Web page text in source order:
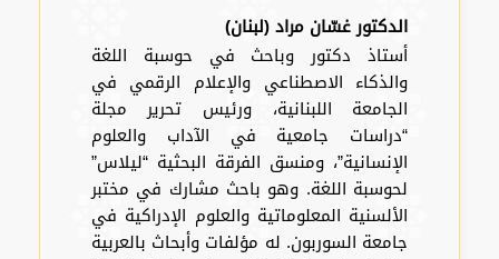
الدكتور غسّان مراد (لبنان)
أستاذ دكتور وباحث في حوسبة اللغة
والذكاء الاصطناعي والإعلام الرقمي في
الجامعة اللبنانية، ورئيس تحرير مجلة
“دراسات جامعية في الآداب والعلوم
الإنسانية”، ومنسق الفرقة البحثية “ليلاس”
لحوسبة اللغة. وهو باحث مشارك في مختبر
الألسنية المعلوماتية والعلوم الإدراكية في
جامعة السوربون. له مؤلفات وأبحاث بالعربية